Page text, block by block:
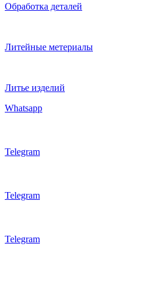
Обработка деталей
Литейные метериалы
Литье изделий
Whatsapp
Telegram
Telegram
Telegram